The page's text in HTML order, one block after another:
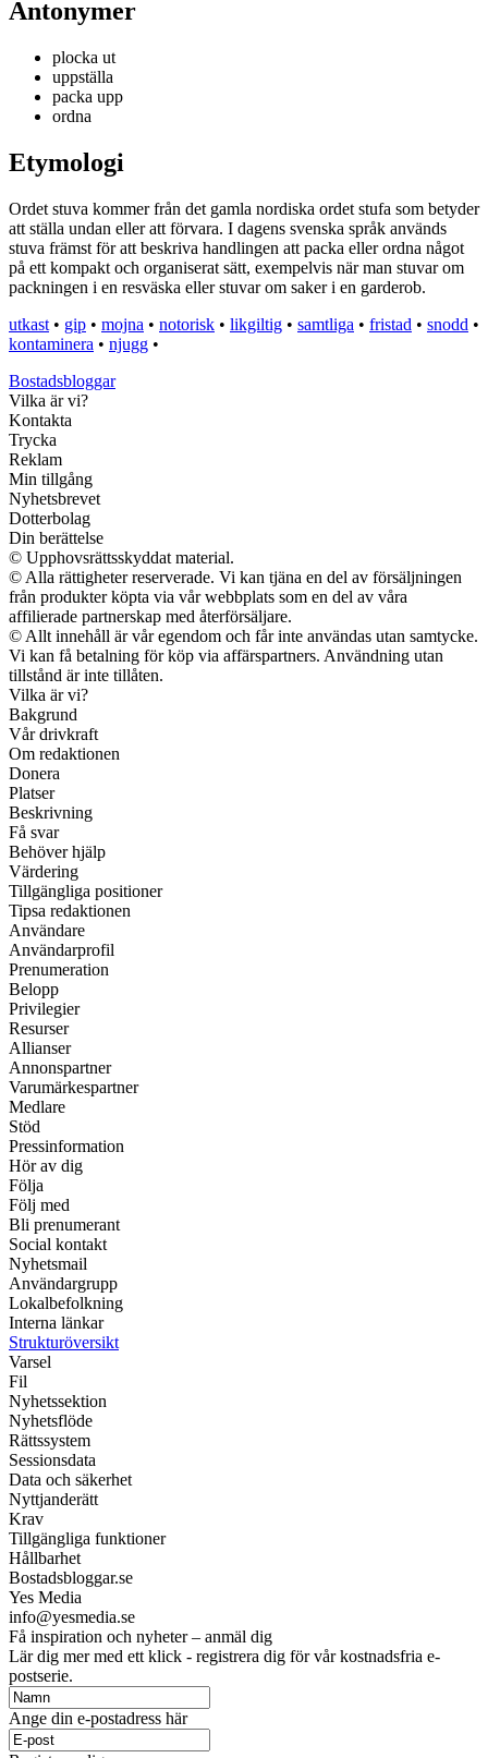
Antonymer
plocka ut
uppställa
packa upp
ordna
Etymologi
Ordet stuva kommer från det gamla nordiska ordet stufa som betyder
att ställa undan eller att förvara. I dagens svenska språk används
stuva främst för att beskriva handlingen att packa eller ordna något
på ett kompakt och organiserat sätt, exempelvis när man stuvar om
packningen i en resväska eller stuvar om saker i en garderob.
utkast • gip • mojna • notorisk • likgiltig • samtliga • fristad • snodd •
kontaminera • njugg •
Bostadsbloggar
Vilka är vi?
Kontakta
Trycka
Reklam
Min tillgång
Nyhetsbrevet
Dotterbolag
Din berättelse
© Upphovsrättsskyddat material.
© Alla rättigheter reserverade. Vi kan tjäna en del av försäljningen
från produkter köpta via vår webbplats som en del av våra
affilierade partnerskap med återförsäljare.
© Allt innehåll är vår egendom och får inte användas utan samtycke.
Vi kan få betalning för köp via affärspartners. Användning utan
tillstånd är inte tillåten.
Vilka är vi?
Bakgrund
Vår drivkraft
Om redaktionen
Donera
Platser
Beskrivning
Få svar
Behöver hjälp
Värdering
Tillgängliga positioner
Tipsa redaktionen
Användare
Användarprofil
Prenumeration
Belopp
Privilegier
Resurser
Allianser
Annonspartner
Varumärkespartner
Medlare
Stöd
Pressinformation
Hör av dig
Följa
Följ med
Bli prenumerant
Social kontakt
Nyhetsmail
Användargrupp
Lokalbefolkning
Interna länkar
Strukturöversikt
Varsel
Fil
Nyhetssektion
Nyhetsflöde
Rättssystem
Sessionsdata
Data och säkerhet
Nyttjanderätt
Krav
Tillgängliga funktioner
Hållbarhet
Bostadsbloggar.se
Yes Media
info@yesmedia.se
Få inspiration och nyheter – anmäl dig
Lär dig mer med ett klick - registrera dig för vår kostnadsfria e-
postserie.
Ange din e-postadress här